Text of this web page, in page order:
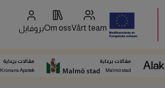
Vårt team
Om ossبروفايل
مقالات برعاية
Malmö stad
مقالات برعاية
Kronans Apotek